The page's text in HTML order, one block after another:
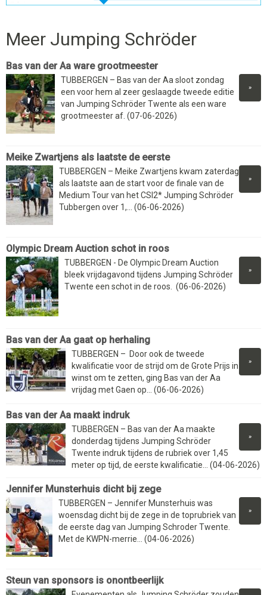
Meer Jumping Schröder
Bas van der Aa ware grootmeester
»
TUBBERGEN – Bas van der Aa sloot zondag
een voor hem al zeer geslaagde tweede editie
van Jumping Schröder Twente als een ware
grootmeester af. (07-06-2026)
Meike Zwartjens als laatste de eerste
»
TUBBERGEN – Meike Zwartjens kwam zaterdag
als laatste aan de start voor de finale van de
Medium Tour van het CSI2* Jumping Schröder
Tubbergen over 1,... (06-06-2026)
Olympic Dream Auction schot in roos
»
TUBBERGEN - De Olympic Dream Auction
bleek vrijdagavond tijdens Jumping Schröder
Twente een schot in de roos. (06-06-2026)
Bas van der Aa gaat op herhaling
»
TUBBERGEN – Door ook de tweede
kwalificatie voor de strijd om de Grote Prijs in
winst om te zetten, ging Bas van der Aa
vrijdag met Gaen op... (06-06-2026)
Bas van der Aa maakt indruk
»
TUBBERGEN – Bas van der Aa maakte
donderdag tijdens Jumping Schröder
Twente indruk tijdens de rubriek over 1,45
meter op tijd, de eerste kwalificatie... (04-06-2026)
Jennifer Munsterhuis dicht bij zege
»
TUBBERGEN – Jennifer Munsterhuis was
woensdag dicht bij de zege in de toprubriek van
de eerste dag van Jumping Schroder Twente.
Met de KWPN-merrie... (04-06-2026)
Steun van sponsors is onontbeerlijk